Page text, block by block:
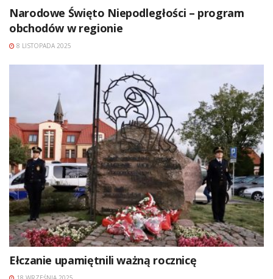
Narodowe Święto Niepodległości – program
obchodów w regionie
8 LISTOPADA 2025
Ełczanie upamiętnili ważną rocznicę